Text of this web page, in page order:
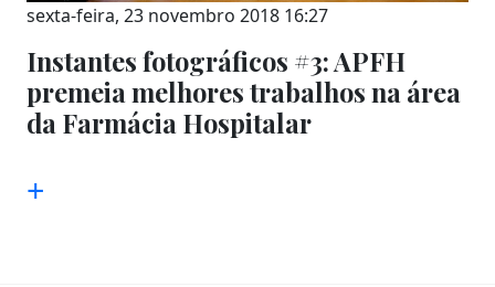
sexta-feira, 23 novembro 2018 16:27
Instantes fotográficos #3: APFH
premeia melhores trabalhos na área
da Farmácia Hospitalar
+